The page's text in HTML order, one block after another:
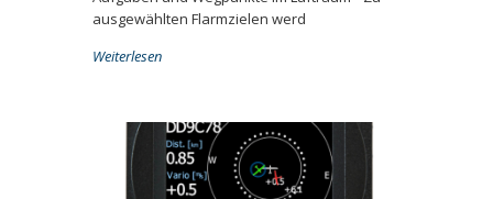
ausgewählten Flarmzielen werd
Weiterlesen